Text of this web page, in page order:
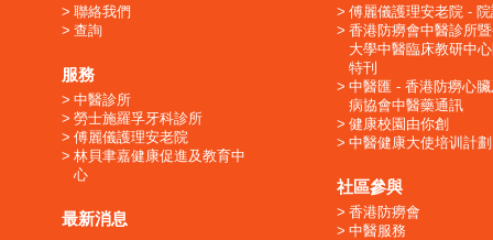
聯絡我們
查詢
服務
中醫診所
勞士施羅孚牙科診所
傅麗儀護理安老院
林貝聿嘉健康促進及教育中
心
最新消息
傅麗儀護理安老院 -
香港防癆會中醫診所
大學中醫臨床教研中
特刊
中醫匯 - 香港防癆心
病協會中醫藥通訊
健康校園由你創
中醫健康大使培训計劃
社區參與
香港防癆會
中醫服務